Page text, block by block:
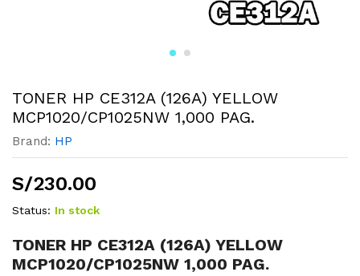
TONER HP CE312A (126A) YELLOW
MCP1020/CP1025NW 1,000 PAG.
Brand: HP
S/230.00
Status: In stock
TONER HP CE312A (126A) YELLOW
MCP1020/CP1025NW 1,000 PAG.